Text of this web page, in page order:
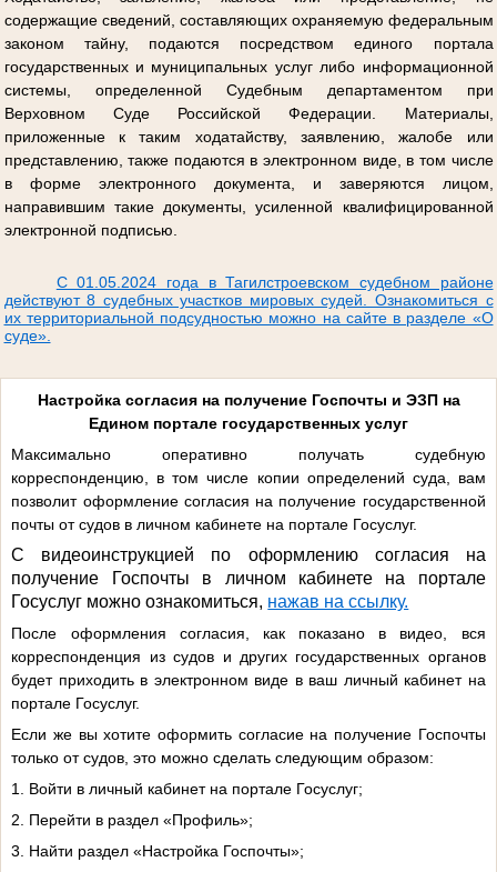
содержащие сведений, составляющих охраняемую федеральным
законом тайну, подаются посредством единого портала
государственных и муниципальных услуг либо информационной
системы, определенной Судебным департаментом при
Верховном Суде Российской Федерации. Материалы,
приложенные к таким ходатайству, заявлению, жалобе или
представлению, также подаются в электронном виде, в том числе
в форме электронного документа, и заверяются лицом,
направившим такие документы, усиленной квалифицированной
электронной подписью.
С 01.05.2024 года в Тагилстроевском судебном районе
действуют 8 судебных участков мировых судей. Ознакомиться с
их территориальной подсудностью можно на сайте в разделе «О
суде».
Настройка согласия на получение Госпочты и ЭЗП на
Едином портале государственных услуг
Максимально оперативно получать судебную
корреспонденцию, в том числе копии определений суда, вам
позволит оформление согласия на получение государственной
почты от судов в личном кабинете на портале Госуслуг.
С видеоинструкцией по оформлению согласия на
получение Госпочты в личном кабинете на портале
Госуслуг можно ознакомиться, нажав на ссылку.
После оформления согласия, как показано в видео, вся
корреспонденция из судов и других государственных органов
будет приходить в электронном виде в ваш личный кабинет на
портале Госуслуг.
Если же вы хотите оформить согласие на получение Госпочты
только от судов, это можно сделать следующим образом:
1. Войти в личный кабинет на портале Госуслуг;
2. Перейти в раздел «Профиль»;
3. Найти раздел «Настройка Госпочты»;